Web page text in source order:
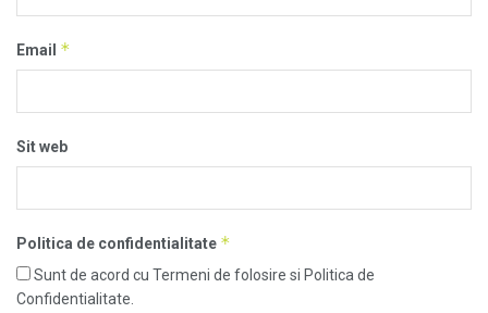
Email *
Sit web
Politica de confidentialitate *
Sunt de acord cu Termeni de folosire si Politica de
Confidentialitate.